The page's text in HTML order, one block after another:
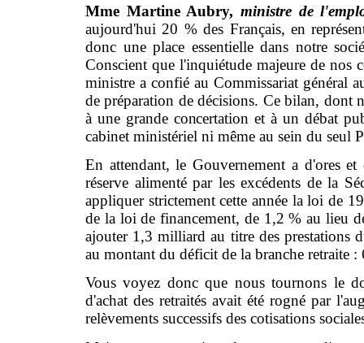
Mme Martine Aubry, ministre de
aujourd'hui 20 % des Français, en
donc une place essentielle dans notre
Conscient que l'inquiétude majeure de nos
ministre a confié au Commissariat général
de préparation de décisions. Ce bilan, dont
à une grande concertation et à un débat
cabinet ministériel ni même au sein du seul
En attendant, le Gouvernement a d'ores
réserve alimenté par les excédents de la
appliquer strictement cette année la loi de
de la loi de financement, de 1,2 % au lieu
ajouter 1,3 milliard au titre des prestations
au montant du déficit de la branche retraite
Vous voyez donc que nous tournons le
d'achat des retraités avait été rogné par
relèvements successifs des cotisations